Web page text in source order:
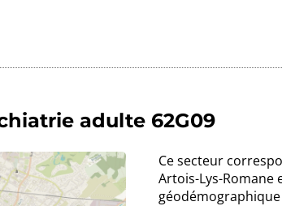
adulte 62G09
Ce secteur
Artois-Lys-Romane